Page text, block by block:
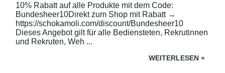
10% Rabatt auf alle Produkte mit dem Code:
Bundesheer10Direkt zum Shop mit Rabatt →
https://schokamoli.com/discount/Bundesheer10
Dieses Angebot gilt für alle Bediensteten, Rekrutinnen
und Rekruten, Weh ...
WEITERLESEN »